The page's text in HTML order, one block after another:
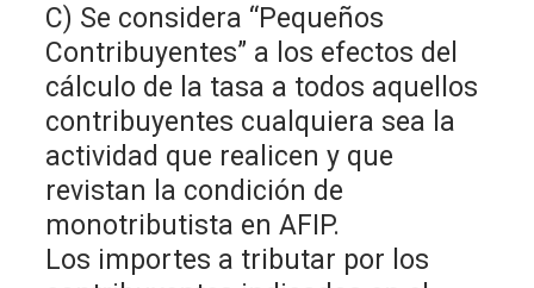
C) Se considera “Pequeños
Contribuyentes” a los efectos del
cálculo de la tasa a todos aquellos
contribuyentes cualquiera sea la
actividad que realicen y que
revistan la condición de
monotributista en AFIP.
Los importes a tributar por los